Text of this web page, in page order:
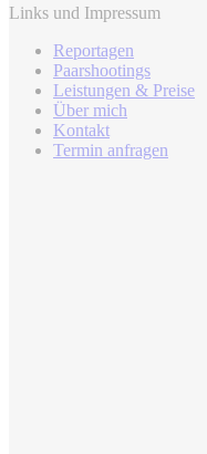
Links und Impressum
Reportagen
Paarshootings
Leistungen & Preise
Über mich
Kontakt
Termin anfragen